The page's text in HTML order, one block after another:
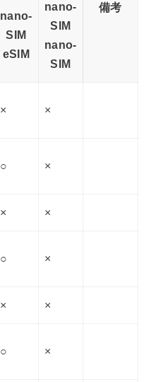
備考
nano-
SIM
eSIM
nano-
SIM
nano-
SIM
× ×
○ ×
× ×
○ ×
× ×
○ ×